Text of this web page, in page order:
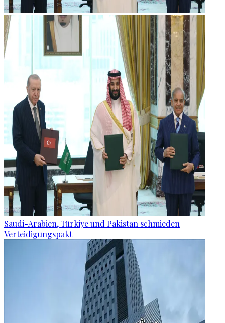
Saudi-Arabien, Türkiye und Pakistan schmieden
Verteidigungspakt